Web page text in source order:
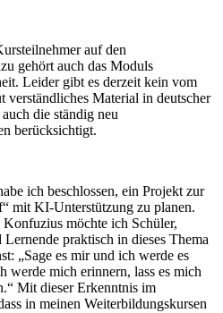
auf den
gehört auch das Moduls
Leider gibt es derzeit kein vom
verständliches Material in deutscher
die ständig neu
berücksichtigt.
ich beschlossen, ein Projekt zur
mit KI-Unterstützung zu planen.
möchte ich Schüler,
praktisch in dieses Thema
„Sage es mir und ich werde es
werde mich erinnern, lass es mich
Mit dieser Erkenntnis im
in meinen Weiterbildungskursen